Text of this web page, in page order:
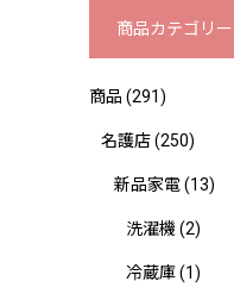
商品カテゴリー
商品 (291)
名護店(250)
新品家電(13)
洗濯機 (2)
冷蔵庫(1)